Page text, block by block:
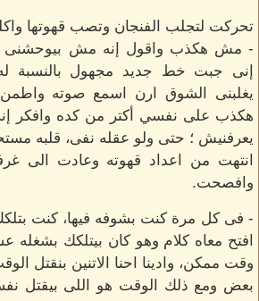
تحركت لتجلب الفنجان وتصب قهوتها
- مش هكذب واقول إنه مش بيوحشنى
إنى جبت خط جديد مجهول بالنسبة
يغلبنى الشوق ارن اسمع صوته
هكذب على نفسي أكتر من كده وافكر إنه
يعرفنيش ؛ حتى ولو عقله نفى، قلبه
انتهت من اعداد قهوته وعادت الى
وافصحت.
- فى كل مرة كنت بشوفه فيها، كنت
افتح معاه كلام وهو كان بيتلكك بشغله
وقت ممكن، وادينا احنا الاتنين بنقتل
بعض ومع ذلك الوقت هو اللى بيقتل